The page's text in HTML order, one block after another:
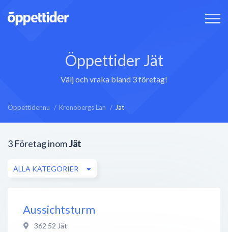
Öppettider Jät
Välj och vraka bland 3 företag!
Öppettider.nu Kronobergs Län Jät
3 Företag inomJät
ALLA KATEGORIER
Aussichtsturm
362 52 Jät